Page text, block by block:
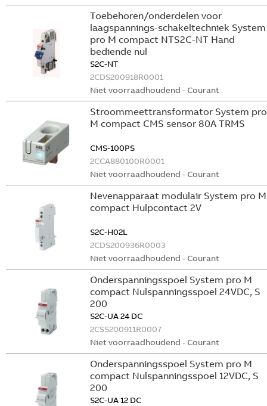
Toebehoren/onderdelen voor
laagspannings-schakeltechniek System
pro M compact NTS2C-NT Hand
bediende nul
S2C-NT
2CDS200918R0001
Niet voorraadhoudend - Courant
Stroommeettransformator System pro
M compact CMS sensor 80A TRMS
CMS-100PS
2CCA880100R0001
Niet voorraadhoudend - Courant
Nevenapparaat modulair System pro M
compact Hulpcontact 2V
S2C-H02L
2CDS200936R0003
Niet voorraadhoudend - Courant
Onderspanningsspoel System pro M
compact Nulspanningsspoel 24VDC, S
200
S2C-UA 24 DC
2CSS200911R0007
Niet voorraadhoudend - Courant
Onderspanningsspoel System pro M
compact Nulspanningsspoel 12VDC, S
200
S2C-UA 12 DC